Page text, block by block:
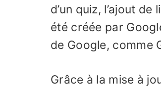
d’un quiz, l’ajout de
été créée par
de Google, comme
Grâce à la mise à